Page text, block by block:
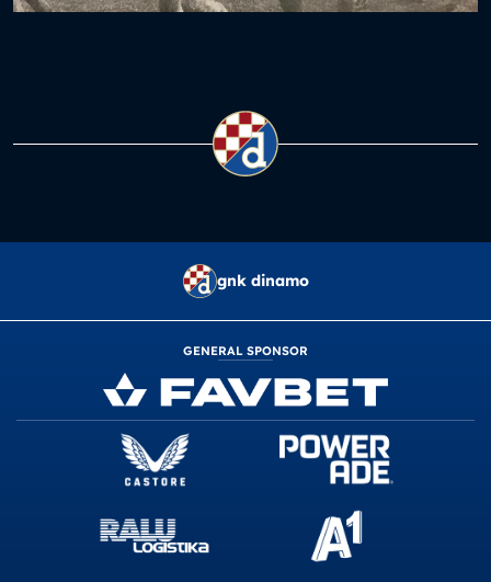
gnk dinamo
GENERAL SPONSOR